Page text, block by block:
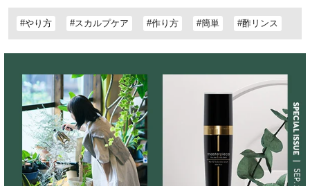
#やり方 #スカルプケア #作り方 #簡単 #酢リンス